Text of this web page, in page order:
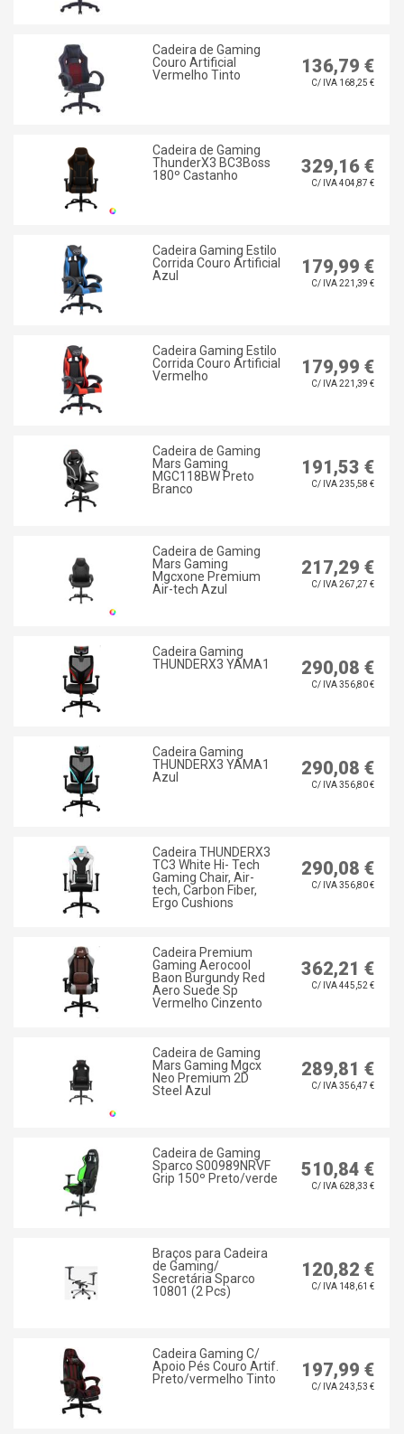
Cadeira de Gaming
Couro Artificial
Vermelho Tinto
136,79 €
C/ IVA 168,25 €
Cadeira de Gaming
ThunderX3 BC3Boss
180º Castanho
329,16 €
C/ IVA 404,87 €
Cadeira Gaming Estilo
Corrida Couro Artificial
Azul
179,99 €
C/ IVA 221,39 €
Cadeira Gaming Estilo
Corrida Couro Artificial
Vermelho
179,99 €
C/ IVA 221,39 €
Cadeira de Gaming
Mars Gaming
MGC118BW Preto
Branco
191,53 €
C/ IVA 235,58 €
Cadeira de Gaming
Mars Gaming
Mgcxone Premium
Air-tech Azul
217,29 €
C/ IVA 267,27 €
Cadeira Gaming
THUNDERX3 YAMA1
290,08 €
C/ IVA 356,80 €
Cadeira Gaming
THUNDERX3 YAMA1
Azul
290,08 €
C/ IVA 356,80 €
Cadeira THUNDERX3
TC3 White Hi- Tech
Gaming Chair, Air-
tech, Carbon Fiber,
Ergo Cushions
290,08 €
C/ IVA 356,80 €
Cadeira Premium
Gaming Aerocool
Baon Burgundy Red
Aero Suede Sp
Vermelho Cinzento
362,21 €
C/ IVA 445,52 €
Cadeira de Gaming
Mars Gaming Mgcx
Neo Premium 2D
Steel Azul
289,81 €
C/ IVA 356,47 €
Cadeira de Gaming
Sparco S00989NRVF
Grip 150º Preto/verde
510,84 €
C/ IVA 628,33 €
Braços para Cadeira
de Gaming/
Secretária Sparco
10801 (2 Pcs)
120,82 €
C/ IVA 148,61 €
Cadeira Gaming C/
Apoio Pés Couro Artif.
Preto/vermelho Tinto
197,99 €
C/ IVA 243,53 €